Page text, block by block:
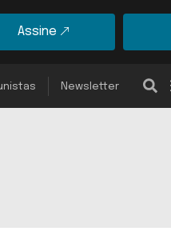
Assine
Newsletter